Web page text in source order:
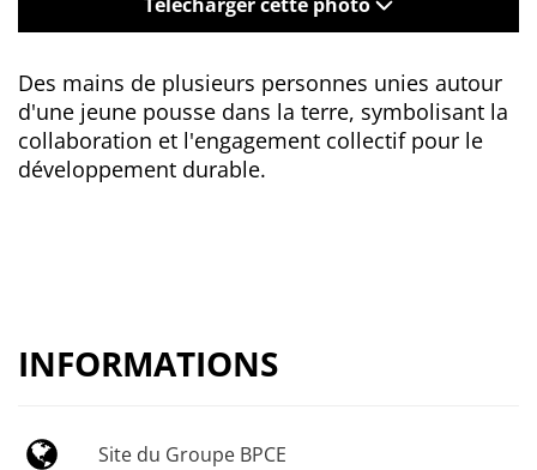
Des mains de plusieurs personnes unies autour
d'une jeune pousse dans la terre, symbolisant la
collaboration et l'engagement collectif pour le
développement durable.
INFORMATIONS
Site du Groupe BPCE